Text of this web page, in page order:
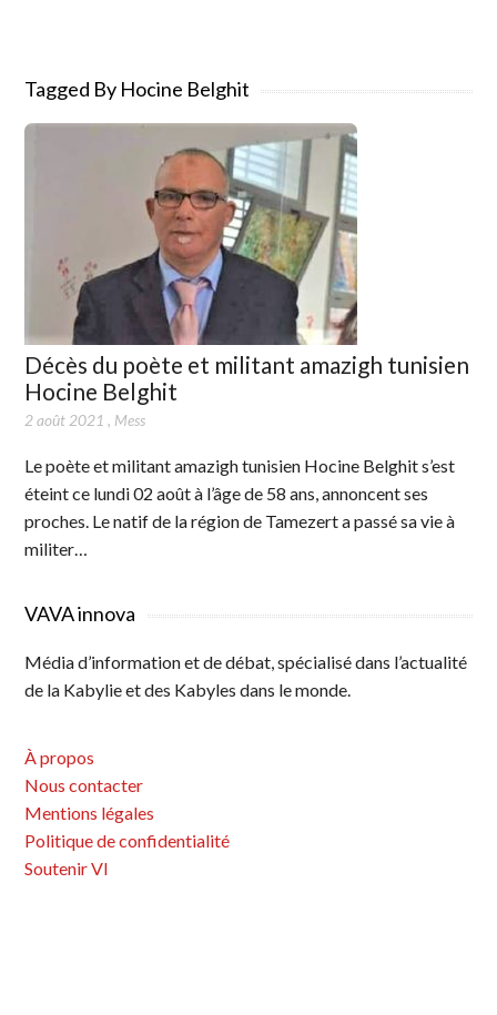
Tagged By Hocine Belghit
Décès du poète et militant amazigh tunisien
Hocine Belghit
2 août 2021 , Mess
Le poète et militant amazigh tunisien Hocine Belghit s’est
éteint ce lundi 02 août à l’âge de 58 ans, annoncent ses
proches. Le natif de la région de Tamezert a passé sa vie à
militer…
VAVA innova
Média d’information et de débat, spécialisé dans l’actualité
de la Kabylie et des Kabyles dans le monde.
À propos
Nous contacter
Mentions légales
Politique de confidentialité
Soutenir VI